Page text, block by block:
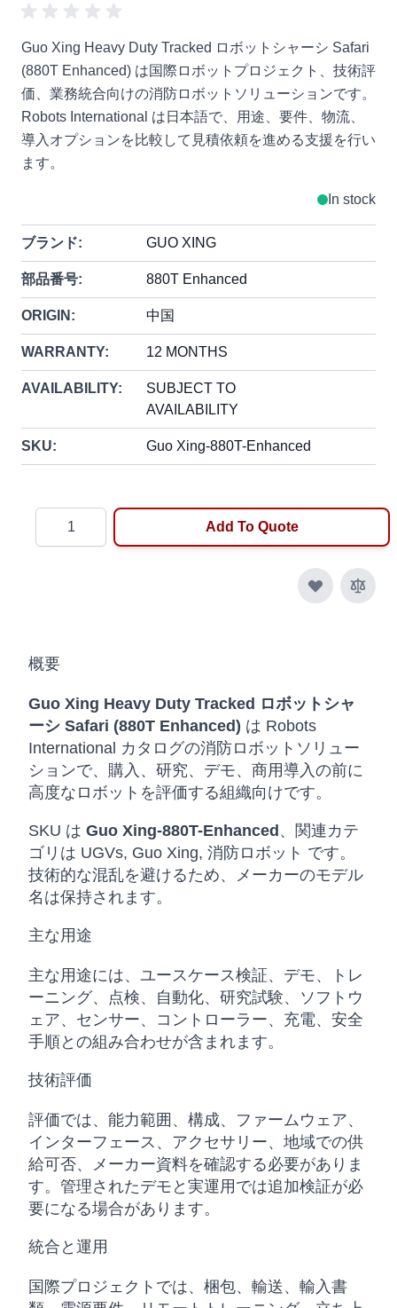
Guo Xing Heavy Duty Tracked ロボットシャーシ Safari
(880T Enhanced) は国際ロボットプロジェクト、技術評
価、業務統合向けの消防ロボットソリューションです。
Robots International は日本語で、用途、要件、物流、
導入オプションを比較して見積依頼を進める支援を行い
ます。
In stock
ブランド: GUO XING
部品番号: 880T Enhanced
ORIGIN: 中国
WARRANTY: 12 MONTHS
AVAILABILITY:
SUBJECT TO
AVAILABILITY
SKU: Guo Xing-880T-Enhanced
Add To Quote
概要
Guo Xing Heavy Duty Tracked ロボットシャ
ーシ Safari (880T Enhanced) は Robots
International カタログの消防ロボットソリュー
ションで、購入、研究、デモ、商用導入の前に
高度なロボットを評価する組織向けです。
SKU は Guo Xing-880T-Enhanced 、関連カテ
ゴリは UGVs, Guo Xing, 消防ロボット です。
技術的な混乱を避けるため、メーカーのモデル
名は保持されます。
主な用途
主な用途には、ユースケース検証、デモ、トレ
ーニング、点検、自動化、研究試験、ソフトウ
ェア、センサー、コントローラー、充電、安全
手順との組み合わせが含まれます。
技術評価
評価では、能力範囲、構成、ファームウェア、
インターフェース、アクセサリー、地域での供
給可否、メーカー資料を確認する必要がありま
す。管理されたデモと実運用では追加検証が必
要になる場合があります。
統合と運用
国際プロジェクトでは、梱包、輸送、輸入書